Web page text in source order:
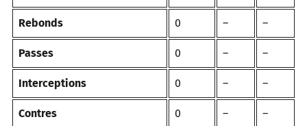
Rebonds 0 – –
Passes 0 – –
Interceptions 0 – –
Contres 0 – –